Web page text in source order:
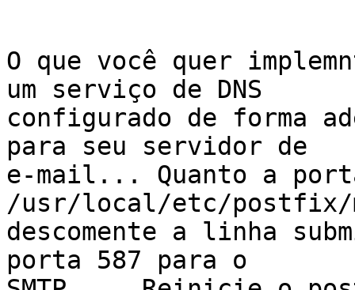
O que você quer
um serviço de DNS
configurado de forma
para seu servidor de
e-mail... Quanto a
/usr/local/etc/
descomente a linha
porta 587 para o